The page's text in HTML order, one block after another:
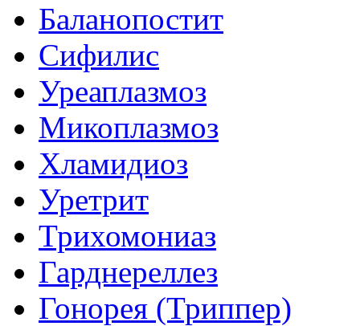
Баланопостит
Сифилис
Уреаплазмоз
Микоплазмоз
Хламидиоз
Уретрит
Трихомониаз
Гарднереллез
Гонорея (Триппер)